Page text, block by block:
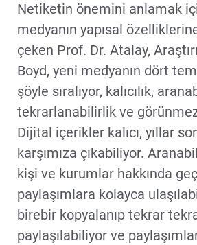
Netiketin önemini anlamak
medyanın yapısal
çeken Prof. Dr. Atalay,
Boyd, yeni medyanın dört
şöyle sıralıyor, kalıcılık,
tekrarlanabilirlik ve
Dijital içerikler kalıcı, yıllar
karşımıza çıkabiliyor.
kişi ve kurumlar hakkında
paylaşımlara kolayca
birebir kopyalanıp tekrar
paylaşılabiliyor ve